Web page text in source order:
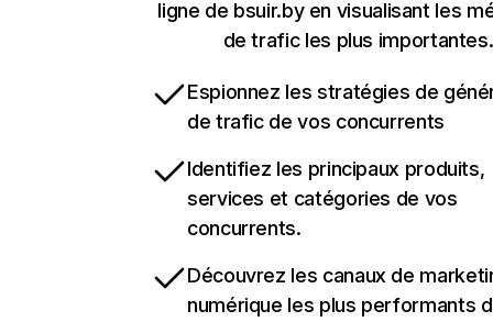
ligne de bsuir.by en visualisant les
de trafic les plus importantes.
Espionnez les stratégies de
de trafic de vos concurrents
Identifiez les principaux produits,
services et catégories de vos
concurrents.
Découvrez les canaux de
numérique les plus performants